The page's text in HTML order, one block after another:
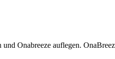
Onabreeze auflegen.